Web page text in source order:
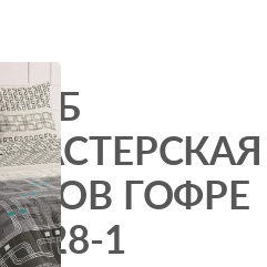
КПБ
МАСТЕРСКАЯ
СНОВ ГОФРЕ
9128-1